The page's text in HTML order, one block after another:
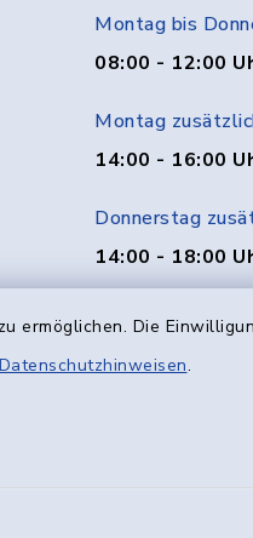
ermöglichen. Die
Datenschutzhinweisen.
Montag bis
08:00 - 12:00
Montag
14:00 - 16:00
Donnerstag
14:00 - 18:00
Freitag
08:00 - 12:00 Uhr